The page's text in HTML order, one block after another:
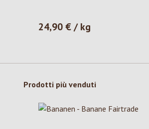
Prezzo normale:
24,90 € / kg
Salta la galleria dei prodotti
Prodotti più venduti